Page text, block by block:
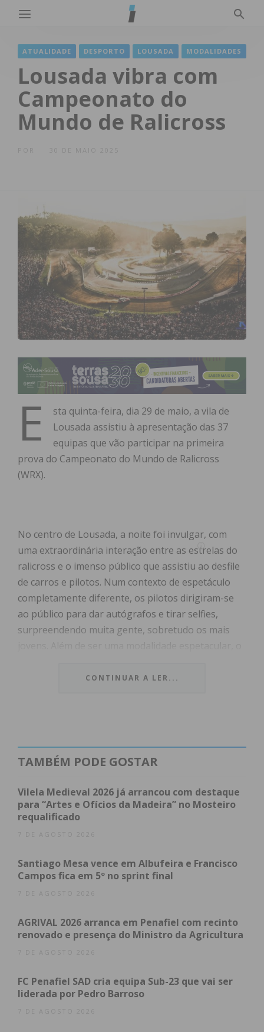
ATUALIDADE DESPORTO LOUSADA MODALIDADES
Lousada vibra com
Campeonato do
Mundo de Ralicross
30 DE MAIO 2025
E
sta quinta-feira, dia 29 de maio, a vila de
Lousada assistiu à apresentação das 37
equipas que vão participar na primeira
prova do Campeonato do Mundo de Ralicross
(WRX).
No centro de Lousada, a noite foi invulgar, com
uma extraordinária interação entre as estrelas do
ralicross e o imenso público que assistiu ao desfile
de carros e pilotos. Num contexto de espetáculo
completamente diferente, os pilotos dirigiram-se
ao público para dar autógrafos e tirar selfies,
surpreendendo muita gente, sobretudo os mais
próximo dos fãs.
contacto do WRX com o renovado circuito misto
curvas muito técnicas, e com os novos pneus de
mistura macia da Hoogier. Estiveram em pista duas
tecnologias diferentes: carros com motor térmico
de 600 cv, que usam combustível sustentável, e
Ambos com um poder de aceleração
impressionante, só precisando de escassos 1,8
Na primeira batalha de tecnologias, os elétricos
foram mais velozes, embora tenha havido grande
Hansen (ambos em Peugeot 208 RX1) a
estabelecerem os dois melhores tempos separados
por 1,3 segundos, enquanto o heptacampeão do
CONTINUAR A LER...
TAMBÉM PODE GOSTAR
Vilela Medieval 2026 já arrancou com destaque
para “Artes e Ofícios da Madeira” no Mosteiro
requalificado
7 DE AGOSTO 2026
Santiago Mesa vence em Albufeira e Francisco
Campos fica em 5º no sprint final
7 DE AGOSTO 2026
AGRIVAL 2026 arranca em Penafiel com recinto
renovado e presença do Ministro da Agricultura
7 DE AGOSTO 2026
FC Penafiel SAD cria equipa Sub-23 que vai ser
liderada por Pedro Barroso
7 DE AGOSTO 2026